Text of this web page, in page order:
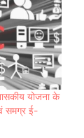
योजना के
समग्र ई-